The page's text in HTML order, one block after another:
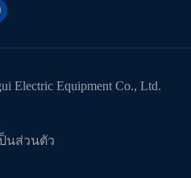
Electric Equipment Co., Ltd.
นส่วนตัว